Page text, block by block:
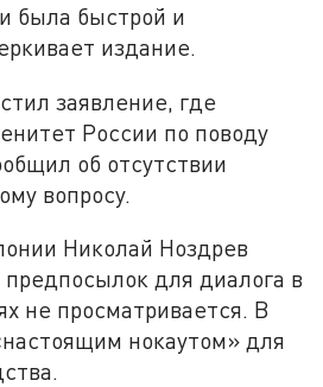
была быстрой и
издание.
заявление, где
России по поводу
об отсутствии
вопросу.
Николай Ноздрев
для диалога в
не просматривается. В
нокаутом» для